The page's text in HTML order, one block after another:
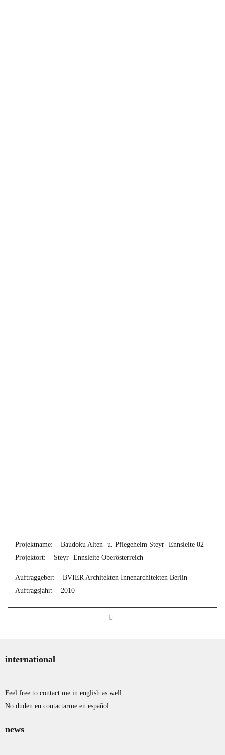
Projektname: Baudoku Alten- u. Pflegeheim Steyr- Ennsleite 02
Projektort: Steyr- Ennsleite Oberösterreich
Auftraggeber: BVIER Architekten Innenarchitekten Berlin
Auftragsjahr: 2010
international
Feel free to contact me in english as well.
No duden en contactarme en español.
news